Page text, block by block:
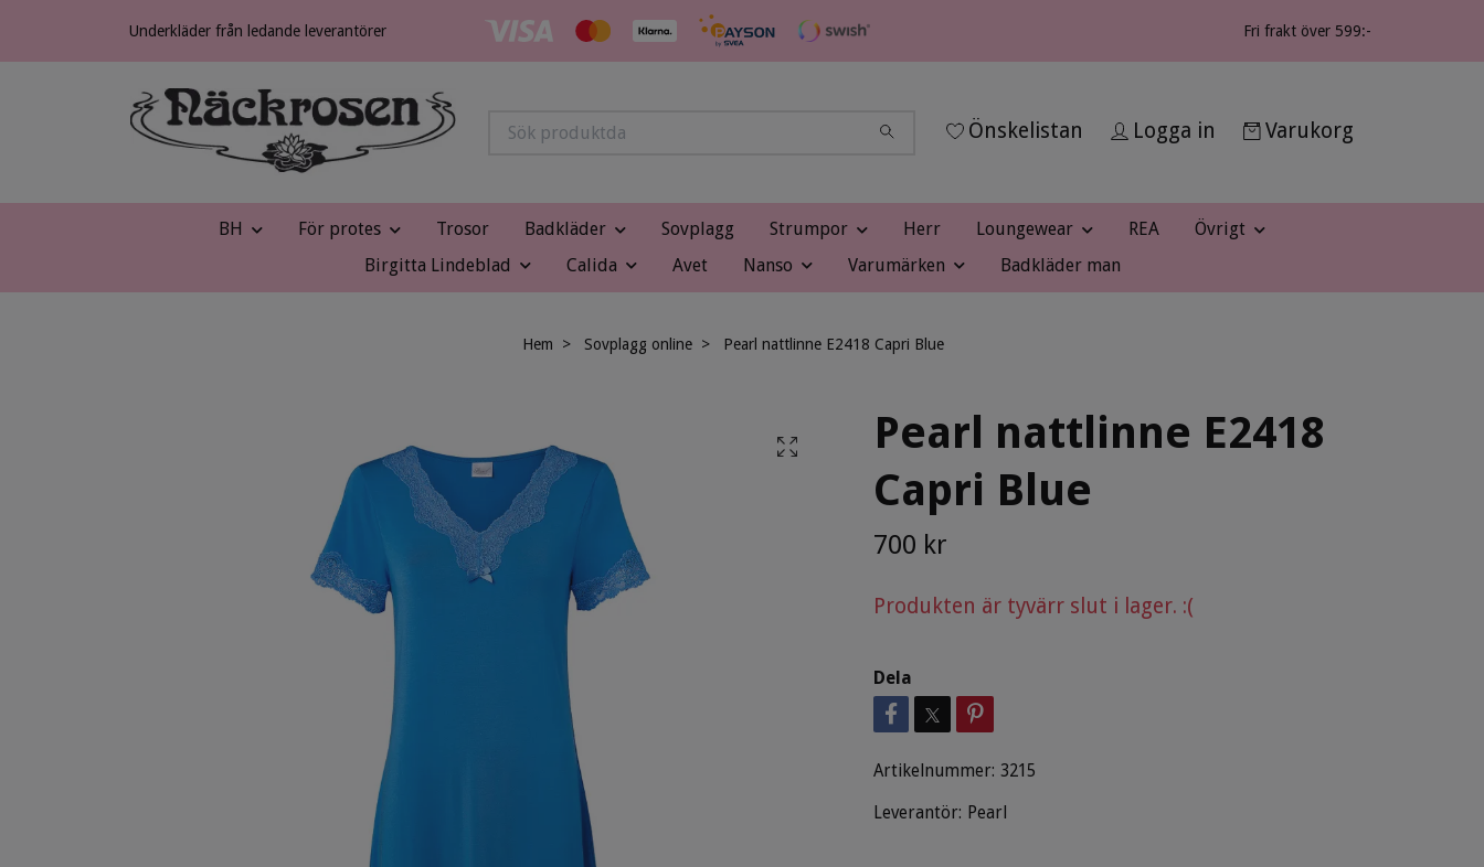
Underkläder från ledande leverantörer Fri frakt över 599:-
Önskelistan Logga in Varukorg
BH För protes Trosor Badkläder Sovplagg Strumpor Herr Loungewear REA
Övrigt
Birgitta Lindeblad
Calida Avet Nanso Varumärken Badkläder man
Hem Sovplagg online Pearl nattlinne E2418 Capri Blue
Pearl nattlinne E2418
Capri Blue
700 kr
Produkten är tyvärr slut i lager. :(
Dela
Artikelnummer: 3215
Leverantör: Pearl